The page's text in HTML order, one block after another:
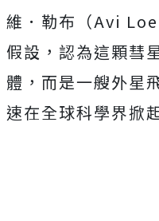
維．勒布（Avi
假設，認為這顆彗
體，而是一艘外星
速在全球科學界掀